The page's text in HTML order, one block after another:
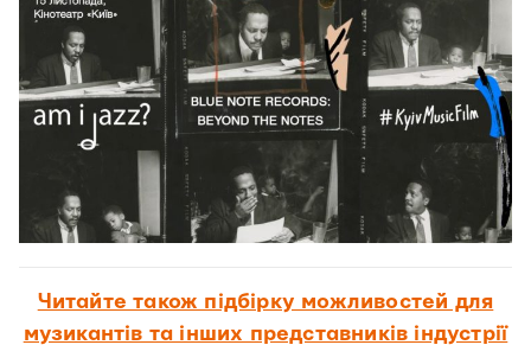
Читайте також підбірку можливостей для
музикантів та інших представників індустрії